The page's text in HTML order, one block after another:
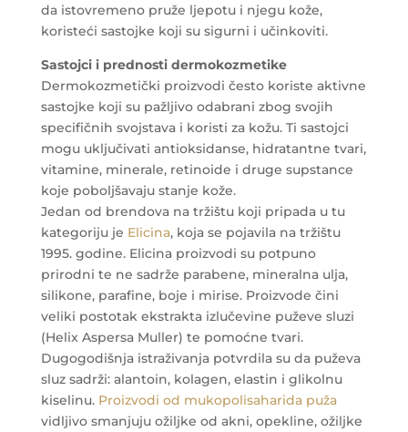
da istovremeno pruže ljepotu i njegu kože,
koristeći sastojke koji su sigurni i učinkoviti.
Sastojci i prednosti dermokozmetike
Dermokozmetički proizvodi često koriste aktivne
sastojke koji su pažljivo odabrani zbog svojih
specifičnih svojstava i koristi za kožu. Ti sastojci
mogu uključivati antioksidanse, hidratantne tvari,
vitamine, minerale, retinoide i druge supstance
koje poboljšavaju stanje kože.
Jedan od brendova na tržištu koji pripada u tu
kategoriju je Elicina, koja se pojavila na tržištu
1995. godine. Elicina proizvodi su potpuno
prirodni te ne sadrže parabene, mineralna ulja,
silikone, parafine, boje i mirise. Proizvode čini
veliki postotak ekstrakta izlučevine puževe sluzi
(Helix Aspersa Muller) te pomoćne tvari.
Dugogodišnja istraživanja potvrdila su da puževa
sluz sadrži: alantoin, kolagen, elastin i glikolnu
kiselinu. Proizvodi od mukopolisaharida puža
vidljivo smanjuju ožiljke od akni, opekline, ožiljke